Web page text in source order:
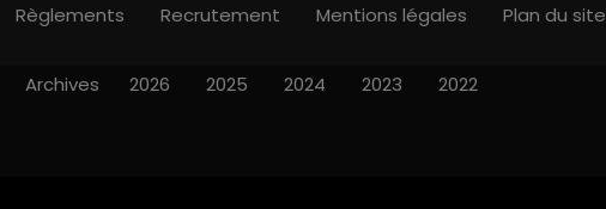
Règlements Recrutement Mentions légales Plan du site
Archives 2026 2025 2024 2023 2022